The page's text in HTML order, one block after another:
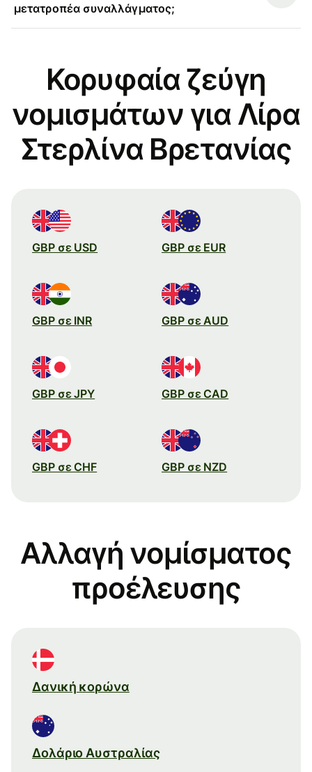
μετατροπέα συναλλάγματος;
Κορυφαία ζεύγη
νομισμάτων για Λίρα
Στερλίνα Βρετανίας
GBP σε USD GBP σε EUR
GBP σε INR GBP σε AUD
GBP σε JPY GBP σε CAD
GBP σε CHF GBP σε NZD
Αλλαγή νομίσματος
προέλευσης
Δανική κορώνα
Δολάριο Αυστραλίας